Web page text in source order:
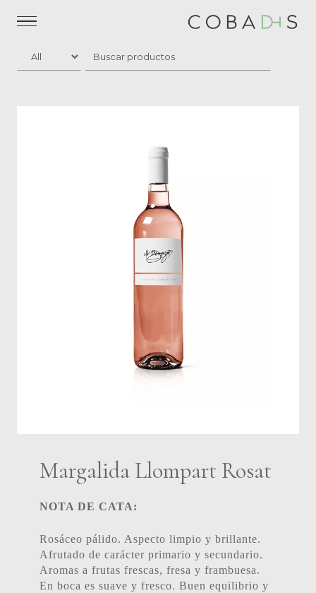
Margalida Llompart Rosat
NOTA DE CATA:
Rosáceo pálido. Aspecto limpio y brillante.
Afrutado de carácter primario y secundario.
Aromas a frutas frescas, fresa y frambuesa.
En boca es suave y fresco. Buen equilibrio y